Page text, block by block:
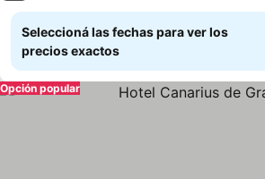
Seleccioná las fechas para ver los
precios exactos
Opción popular